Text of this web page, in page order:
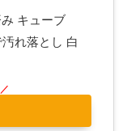
キューブ
れ落とし 白